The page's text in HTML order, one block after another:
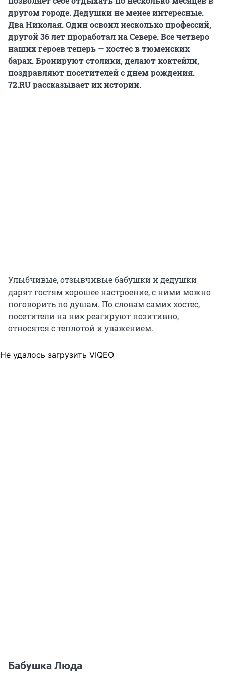
другом городе. Дедушки не менее интересные.
Два Николая. Один освоил несколько профессий,
другой 36 лет проработал на Севере. Все четверо
наших героев теперь — хостес в тюменских
барах. Бронируют столики, делают коктейли,
поздравляют посетителей с днем рождения.
72.RU рассказывает их истории.
Улыбчивые, отзывчивые бабушки и дедушки
дарят гостям хорошее настроение, с ними можно
поговорить по душам. По словам самих хостес,
посетители на них реагируют позитивно,
относятся с теплотой и уважением.
Не удалось загрузить VIQEO
Бабушка Люда